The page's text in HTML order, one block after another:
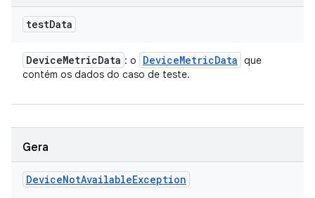
testData
DeviceMetricData : o DeviceMetricData que
contém os dados do caso de teste.
Gera
DeviceNotAvailableException